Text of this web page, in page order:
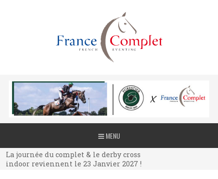
MENU
La journée du complet & le derby cross
indoor reviennent le 23 Janvier 2027 !
La journée du complet & le derby cross
indoor reviennent le 23 Janvier 2027 !